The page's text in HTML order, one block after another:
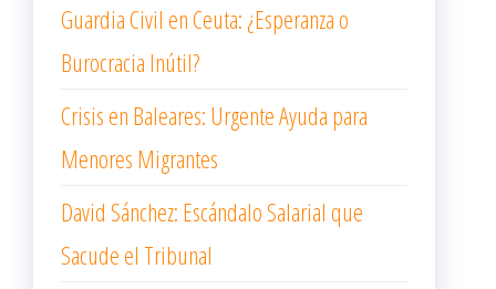
Guardia Civil en Ceuta: ¿Esperanza o
Burocracia Inútil?
Crisis en Baleares: Urgente Ayuda para
Menores Migrantes
David Sánchez: Escándalo Salarial que
Sacude el Tribunal